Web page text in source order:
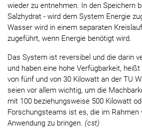
wieder zu entnehmen. In den Speichern
Salzhydrat - wird dem System Energie
Wasser wird in einem separaten
zugeführt, wenn Energie benötigt wird.
Das System ist reversibel und die darin
und haben eine hohe Verfügbarkeit,
von fünf und von 30 Kilowatt an der TU
seien vor allem wichtig, um die
mit 100 beziehungsweise 500 Kilowatt
Forschungsteams ist es, die im Rahmen
Anwendung zu bringen. (cst)